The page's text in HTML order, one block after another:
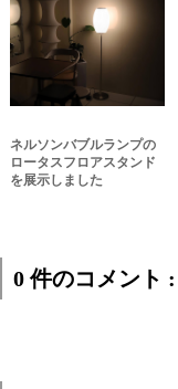
ネルソンバブルランプの
ロータスフロアスタンド
を展示しました
0 件のコメント :